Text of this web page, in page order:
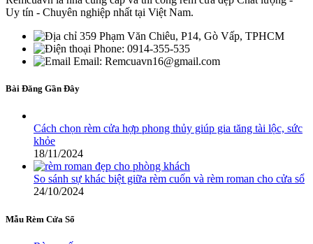
Uy tín - Chuyên nghiệp nhất tại Việt Nam.
359 Phạm Văn Chiêu, P14, Gò Vấp, TPHCM
Phone: 0914-355-535
Email: Remcuavn16@gmail.com
Bài Đăng Gần Đây
Cách chọn rèm cửa hợp phong thủy giúp gia tăng tài lộc, sức
khỏe
18/11/2024
So sánh sự khác biệt giữa rèm cuốn và rèm roman cho cửa sổ
24/10/2024
Mẫu Rèm Cửa Sổ